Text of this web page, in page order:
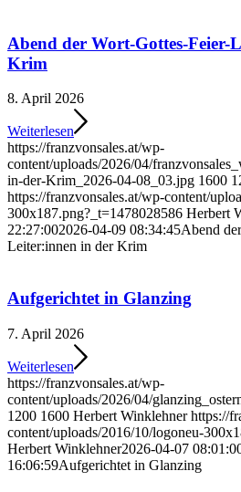
Abend der Wort-Gottes-Feier-
Krim
8. April 2026
Weiterlesen
https://franzvonsales.at/wp-
content/uploads/2026/04/
in-der-Krim_2026-04-08_03.jpg 1600
https://franzvonsales.at/wp-content/
300x187.png?_t=1478028586 Herbert
22:27:002026-04-09 08:34:45Abend
Leiter:innen in der Krim
Aufgerichtet in Glanzing
7. April 2026
Weiterlesen
https://franzvonsales.at/wp-
content/uploads/2026/04/
1200 1600 Herbert Winklehner https://
content/uploads/2016/10/logoneu-
Herbert Winklehner2026-04-07
16:06:59Aufgerichtet in Glanzing